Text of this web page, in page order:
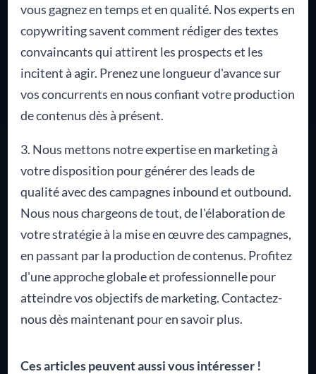
vous gagnez en temps et en qualité. Nos experts en
copywriting savent comment rédiger des textes
convaincants qui attirent les prospects et les
incitent à agir. Prenez une longueur d'avance sur
vos concurrents en nous confiant votre production
de contenus dès à présent.
3. Nous mettons notre expertise en marketing à
votre disposition pour générer des leads de
qualité avec des campagnes inbound et outbound.
Nous nous chargeons de tout, de l'élaboration de
votre stratégie à la mise en œuvre des campagnes,
en passant par la production de contenus. Profitez
d'une approche globale et professionnelle pour
atteindre vos objectifs de marketing. Contactez-
nous dès maintenant pour en savoir plus.
Ces articles peuvent aussi vous intéresser !